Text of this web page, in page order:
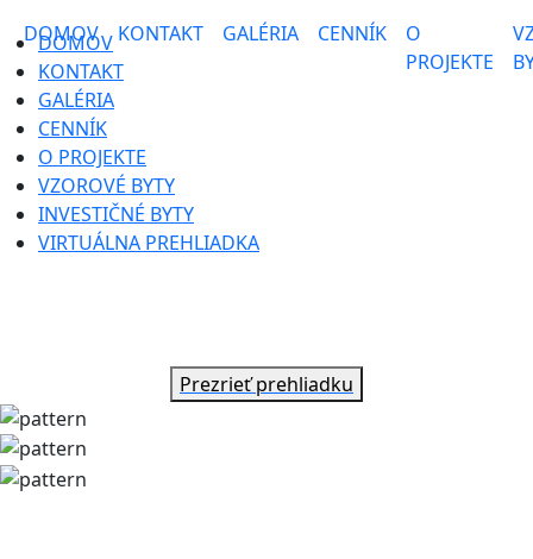
DOMOV KONTAKT GALÉRIA CENNÍK
O
PROJEKTE
DOMOV
KONTAKT
GALÉRIA
CENNÍK
O PROJEKTE
VZOROVÉ BYTY
INVESTIČNÉ BYTY
VIRTUÁLNA PREHLIADKA
Prezrieť prehliadku